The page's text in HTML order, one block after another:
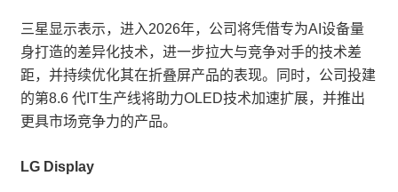
三星显示表示，进入2026年，公司将凭借专为AI设备量
身打造的差异化技术，进一步拉大与竞争对手的技术差
距，并持续优化其在折叠屏产品的表现。同时，公司投建
的第8.6 代IT生产线将助力OLED技术加速扩展，并推出
更具市场竞争力的产品。
LG Display